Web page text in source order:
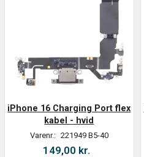
iPhone 16 Charging Port flex
kabel - hvid
Varenr.: 221949 B5-40
149,00 kr.